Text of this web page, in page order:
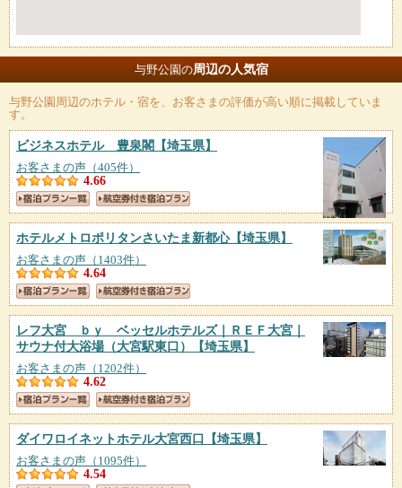
与野公園の周辺の人気宿
与野公園 周辺のホテル・宿を、お客さまの評価が高い順に掲載していま
す。
ビジネスホテル 豊泉閣 【埼玉県】
お客さまの声（405件）
4.66
ホテルメトロポリタンさいたま新都心【埼玉県】
お客さまの声（1403件）
4.64
レフ大宮 ｂｙ ベッセルホテルズ｜ＲＥＦ大宮｜
サウナ付大浴場（大宮駅東口）
【埼玉県】
お客さまの声（1202件）
4.62
ダイワロイネットホテル大宮西口 【埼玉県】
お客さまの声（1095件）
4.54